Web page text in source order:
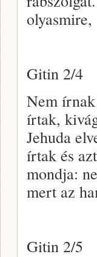
olyasmire,
Gitin 2/4
Nem
írtak,
Jehuda
írtak és
mondja:
mert az
Gitin 2/5